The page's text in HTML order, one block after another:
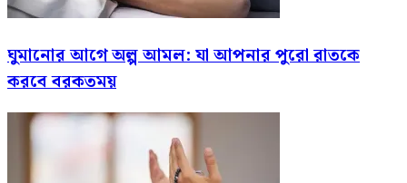
ঘুমানোর আগে অল্প আমল: যা আপনার পুরো রাতকে
করবে বরকতময়